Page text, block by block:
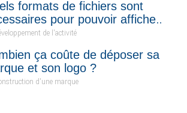
formats de fichiers sont
pour pouvoir afficher
logo sur tous les supports ?
de l'activité
ça coûte de déposer sa
et son logo ?
d'une marque